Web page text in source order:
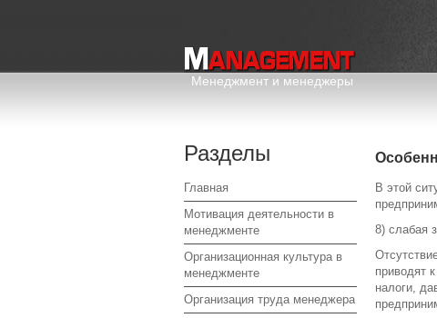
Менеджмент и менеджеры
Разделы
Главная
Мотивация деятельности в
менеджменте
Организационная культура в
менеджменте
Организация труда менеджера
В этой
8) слабая
приводят
налоги,